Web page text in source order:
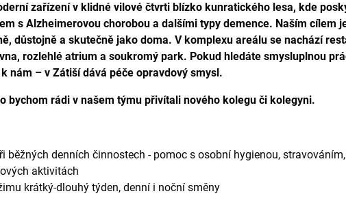
zařízení v klidné vilové čtvrti blízko kunratického lesa, kde
s Alzheimerovou chorobou a dalšími typy demence. Naším cílem
důstojně a skutečně jako doma. V komplexu areálu se nachází
rozlehlé atrium a soukromý park. Pokud hledáte smysluplnou
nám – v Zátiší dává péče opravdový smysl.
bychom rádi v našem týmu přivítali nového kolegu či kolegyni.
běžných denních činnostech - pomoc s osobní hygienou,
aktivitách
krátký-dlouhý týden, denní i noční směny